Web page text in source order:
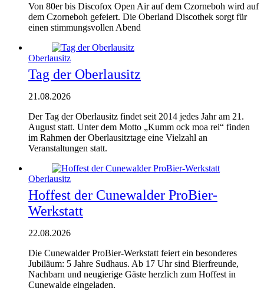
Von 80er bis Discofox Open Air auf dem Czorneboh wird auf
dem Czorneboh gefeiert. Die Oberland Discothek sorgt für
einen stimmungsvollen Abend
Oberlausitz
Tag der Oberlausitz
21.08.2026
Der Tag der Oberlausitz findet seit 2014 jedes Jahr am 21.
August statt. Unter dem Motto „Kumm ock moa rei“ finden
im Rahmen der Oberlausitztage eine Vielzahl an
Veranstaltungen statt.
Oberlausitz
Hoffest der Cunewalder ProBier-
Werkstatt
22.08.2026
Die Cunewalder ProBier-Werkstatt feiert ein besonderes
Jubiläum: 5 Jahre Sudhaus. Ab 17 Uhr sind Bierfreunde,
Nachbarn und neugierige Gäste herzlich zum Hoffest in
Cunewalde eingeladen.